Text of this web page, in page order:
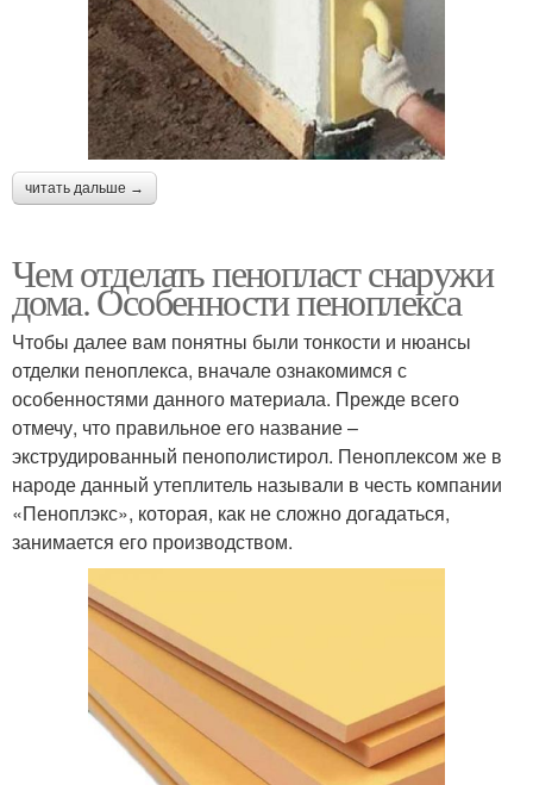
читать дальше →
Чем отделать пенопласт снаружи
дома. Особенности пеноплекса
Чтобы далее вам понятны были тонкости и нюансы
отделки пеноплекса, вначале ознакомимся с
особенностями данного материала. Прежде всего
отмечу, что правильное его название –
экструдированный пенополистирол. Пеноплексом же в
народе данный утеплитель называли в честь компании
«Пеноплэкс», которая, как не сложно догадаться,
занимается его производством.